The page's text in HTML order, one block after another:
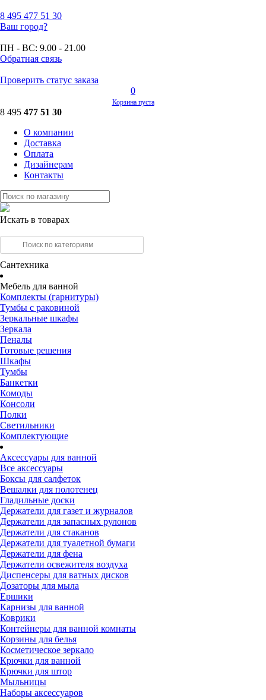
8 495 477 51 30
Ваш город?
ПН - ВС: 9.00 - 21.00
Обратная связь
Проверить статус заказа
0
Корзина пуста
8 495 477 51 30
О компании
Доставка
Оплата
Дизайнерам
Контакты
Искать в товарах
Сантехника
Мебель для ванной
Комплекты (гарнитуры)
Тумбы с раковиной
Зеркальные шкафы
Зеркала
Пеналы
Готовые решения
Шкафы
Тумбы
Банкетки
Комоды
Консоли
Полки
Светильники
Комплектующие
Аксессуары для ванной
Все аксессуары
Боксы для салфеток
Вешалки для полотенец
Гладильные доски
Держатели для газет и журналов
Держатели для запасных рулонов
Держатели для стаканов
Держатели для туалетной бумаги
Держатели для фена
Держатели освежителя воздуха
Диспенсеры для ватных дисков
Дозаторы для мыла
Ершики
Карнизы для ванной
Коврики
Контейнеры для ванной комнаты
Корзины для белья
Косметическое зеркало
Крючки для ванной
Крючки для штор
Мыльницы
Наборы аксессуаров